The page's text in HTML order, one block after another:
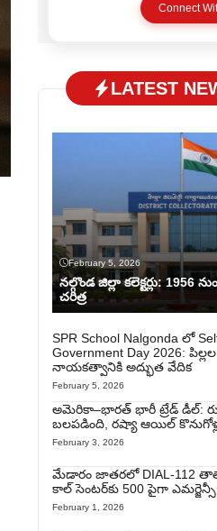
before publishing,
website serves all who
Connect
LATEST
February 5, 2026
నల్గొండ జిల్లా కలెక్టర్లు: 1956
చరిత్ర
SPR School Nalgonda లో
Government Day 2026: పిల్లల
నాయకత్వానికి అద్భుత వేదిక
February 5, 2026
అమెరికా–భారత్ భారీ ట్రేడ్ డీల్:
బలపడింది, రష్యా ఆయిల్
February 3, 2026
మేడారం జాతరలో DIAL-112
కాల్ సెంటర్‌కు 500 పైగా
February 1, 2026